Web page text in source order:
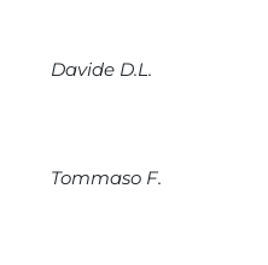
Davide D.L.
Tommaso F.